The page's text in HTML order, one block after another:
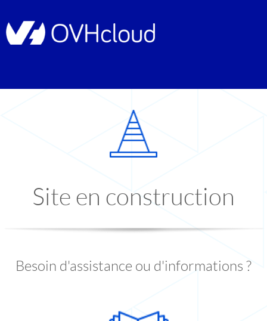
Site en construction
Besoin d'assistance ou d'informations ?